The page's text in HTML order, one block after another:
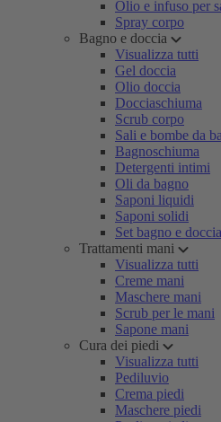
Olio e infuso per
Spray corpo
Bagno e doccia
Visualizza tutti
Gel doccia
Olio doccia
Docciaschiuma
Scrub corpo
Sali e bombe da
Bagnoschiuma
Detergenti intimi
Oli da bagno
Saponi liquidi
Saponi solidi
Set bagno e doccia
Trattamenti mani
Visualizza tutti
Creme mani
Maschere mani
Scrub per le mani
Sapone mani
Cura dei piedi
Visualizza tutti
Pediluvio
Crema piedi
Maschere piedi